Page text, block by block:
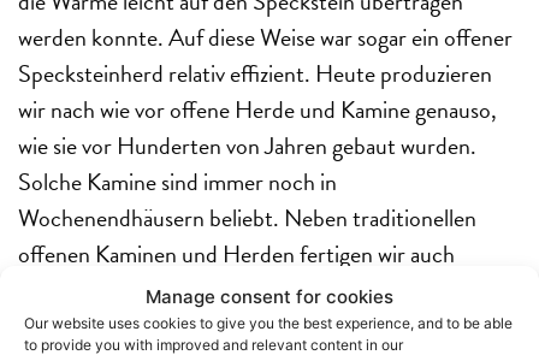
Manage consent for cookies
Our website uses cookies to give you the best experience, and to be able
to provide you with improved and relevant content in our
werden konnte. Auf diese Weise war sogar ein offener
Specksteinherd relativ effizient. Heute produzieren
wir nach wie vor offene Herde und Kamine genauso,
wie sie vor Hunderten von Jahren gebaut wurden.
Solche Kamine sind immer noch in
Wochenendhäusern beliebt. Neben traditionellen
offenen Kaminen und Herden fertigen wir auch
moderne Versionen, oftmals nach einer Zeichnung
von einem Architekten oder Kunden.